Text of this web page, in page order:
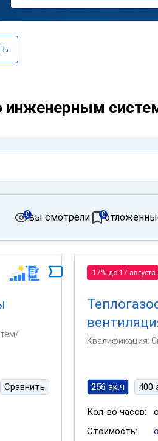
инженерным
вы смотрели
0 0
Сравнить
-17% до 17 августа
Квалификация:
256 ак.ч 400
Кол-во часов:
Стоимость: